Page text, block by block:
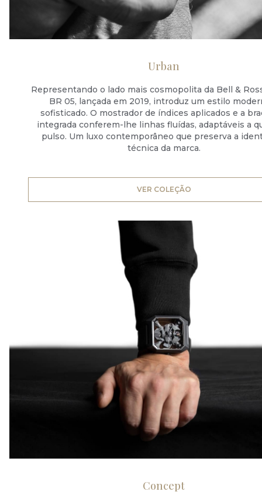
Urban
Representando o lado mais cosmopolita da Bell &
BR 05, lançada em 2019, introduz um estilo
sofisticado. O mostrador de índices aplicados e a
integrada conferem-lhe linhas fluídas, adaptáveis a
pulso. Um luxo contemporâneo que preserva a
técnica da marca.
VER COLEÇÃO
Concept